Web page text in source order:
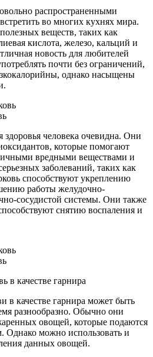
распространенными
во многих кухнях мира.
веществ, таких как
кислота, железо, кальций и
новость для любителей
почти без ограничений,
однако насыщены
здоровья человека очевидна. Они
которые помогают
вредными веществами и
заболеваний, таких как
способствуют укреплению
работы желудочно-
сосудистой системы. Они также
снятию воспаления и
в качестве гарнира
в качестве гарнира может быть
разнообразно. Обычно они
овощей, которые подаются
можно использовать и
данных овощей.